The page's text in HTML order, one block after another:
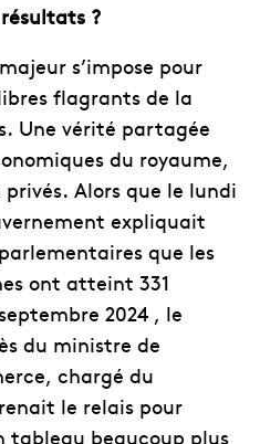
?
s’impose pour
flagrants de la
Une vérité partagée
du royaume,
Alors que le lundi
expliquait
que les
ont atteint 331
2024 , le
du ministre de
chargé du
le relais pour
tableau beaucoup plus